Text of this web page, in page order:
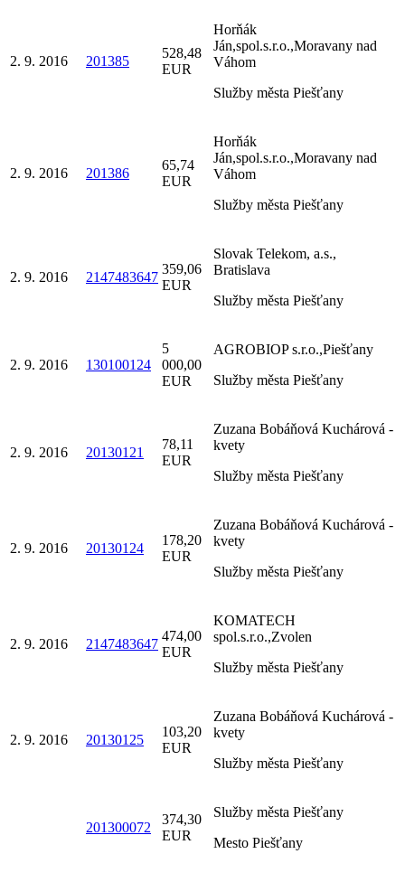
2. 9. 2016 201385
528,48
EUR
Horňák
Ján,spol.s.r.o.,Moravany nad
Váhom
Služby města Piešťany
2. 9. 2016 201386
65,74
EUR
Horňák
Ján,spol.s.r.o.,Moravany nad
Váhom
Služby města Piešťany
2. 9. 2016 2147483647
359,06
EUR
Slovak Telekom, a.s.,
Bratislava
Služby města Piešťany
2. 9. 2016 130100124
5
000,00
EUR
AGROBIOP s.r.o.,Piešťany
Služby města Piešťany
2. 9. 2016 20130121
78,11
EUR
Zuzana Bobáňová Kuchárová -
kvety
Služby města Piešťany
2. 9. 2016 20130124
178,20
EUR
Zuzana Bobáňová Kuchárová -
kvety
Služby města Piešťany
2. 9. 2016 2147483647
474,00
EUR
KOMATECH
spol.s.r.o.,Zvolen
Služby města Piešťany
2. 9. 2016 20130125
103,20
EUR
Zuzana Bobáňová Kuchárová -
kvety
Služby města Piešťany
201300072
374,30
EUR
Služby města Piešťany
Mesto Piešťany